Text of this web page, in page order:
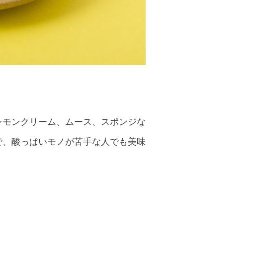
ンクリーム、ムース、スポンジな
酸っぱいモノが苦手な人でも美味